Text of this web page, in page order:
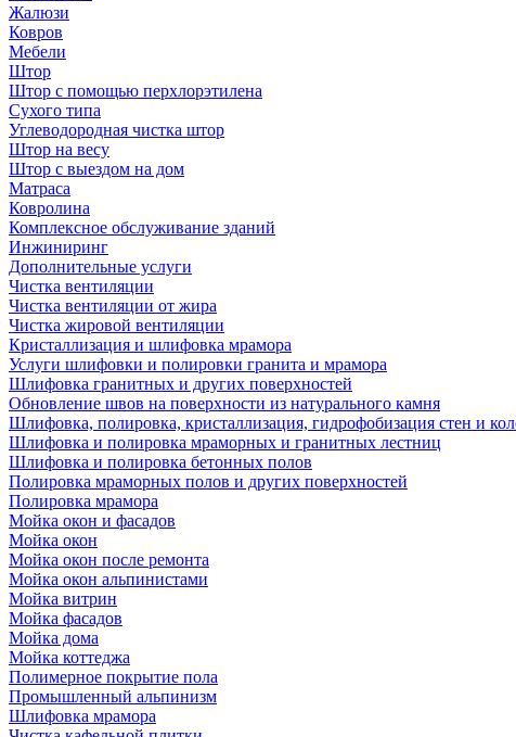
Жалюзи
Ковров
Мебели
Штор
Штор с помощью перхлорэтилена
Сухого типа
Углеводородная чистка штор
Штор на весу
Штор с выездом на дом
Матраса
Ковролина
Комплексное обслуживание зданий
Инжиниринг
Дополнительные услуги
Чистка вентиляции
Чистка вентиляции от жира
Чистка жировой вентиляции
Кристаллизация и шлифовка мрамора
Услуги шлифовки и полировки гранита и мрамора
Шлифовка гранитных и других поверхностей
Обновление швов на поверхности из натурального камня
Шлифовка, полировка, кристаллизация, гидрофобизация стен и
Шлифовка и полировка мраморных и гранитных лестниц
Шлифовка и полировка бетонных полов
Полировка мраморных полов и других поверхностей
Полировка мрамора
Мойка окон и фасадов
Мойка окон
Мойка окон после ремонта
Мойка окон альпинистами
Мойка витрин
Мойка фасадов
Мойка дома
Мойка коттеджа
Полимерное покрытие пола
Промышленный альпинизм
Шлифовка мрамора